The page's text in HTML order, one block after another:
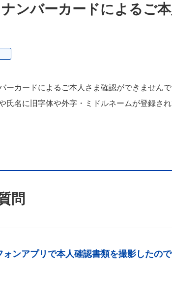
ナンバーカードによるご
バーカードによるご本人さま確認ができませ
氏名に旧字体や外字・ミドルネームが登録さ
問
ォンアプリで本人確認書類を撮影したの